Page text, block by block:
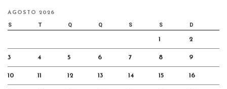
AGOSTO 2026
S T Q Q S S D
1 2
3 4 5 6 7 8 9
10 11 12 13 14 15 16